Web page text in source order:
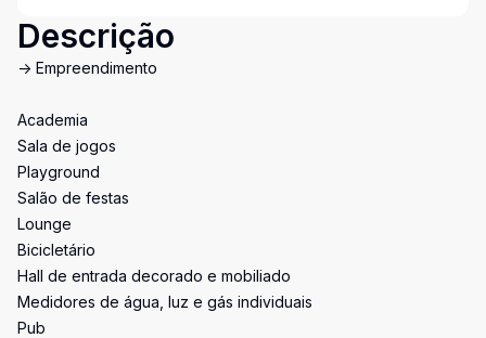
Descrição
-> Empreendimento
Academia
Sala de jogos
Playground
Salão de festas
Lounge
Bicicletário
Hall de entrada decorado e mobiliado
Medidores de água, luz e gás individuais
Pub